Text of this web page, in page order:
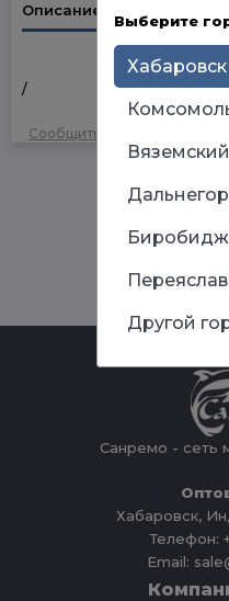
Описание
/
Сообщить об ошибке
Санремо - сеть
Хабаровск,
Телефон:
Email:
Выберите
Хабаровск
Вяземский
Другой